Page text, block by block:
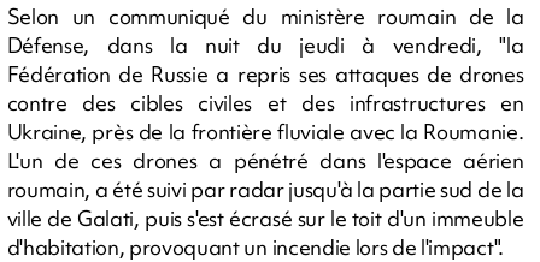
Selon un communiqué du ministère roumain de la
Défense, dans la nuit du jeudi à vendredi, "la
Fédération de Russie a repris ses attaques de drones
contre des cibles civiles et des infrastructures en
Ukraine, près de la frontière fluviale avec la Roumanie.
L'un de ces drones a pénétré dans l'espace aérien
roumain, a été suivi par radar jusqu'à la partie sud de la
ville de Galati, puis s'est écrasé sur le toit d'un immeuble
d'habitation, provoquant un incendie lors de l'impact".